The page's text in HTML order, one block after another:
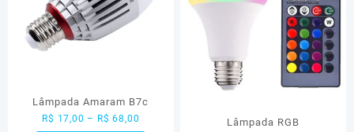
Lâmpada Amaram B7c
R$ 17,00 – R$ 68,00 Lâmpada RGB